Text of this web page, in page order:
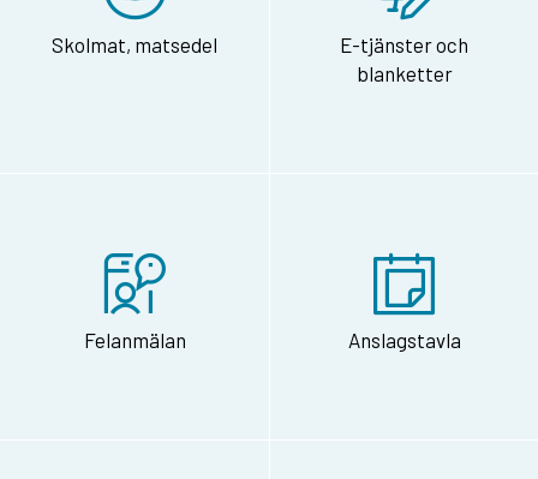
Skolmat, matsedel
E-tjänster och
blanketter
Felanmälan Anslagstavla